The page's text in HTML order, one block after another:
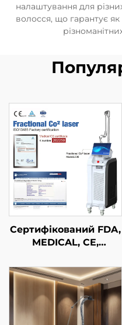
налаштування для
волосся, що гарантує як
Сертифікований FDA,
MEDICAL, CE,
фракційним лазером
CO₂